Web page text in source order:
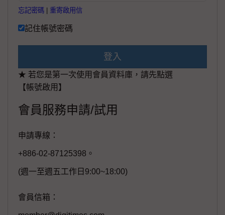
忘記密碼 重寄啟用信
記住帳號密碼
登入
★ 若您是第一次使用會員資料庫，請先點選
【帳號啟用】
會員服務申請/試用
申請專線：
+886-02-87125398。
(週一至週五工作日9:00~18:00)
會員信箱：